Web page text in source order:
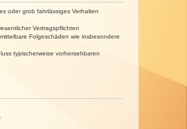
oder grob fahrlässiges Verhalten
Vertragspflichten
Folgeschäden wie insbesondere
typischerweise vorhersehbaren